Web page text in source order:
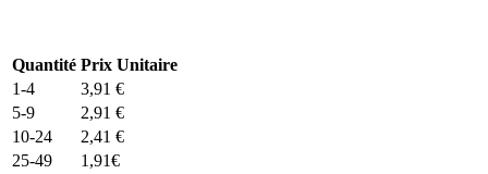
Quantité Prix Unitaire
1-4
3,91 €
5-9
2,91 €
10-24
2,41 €
25-49
1,91€